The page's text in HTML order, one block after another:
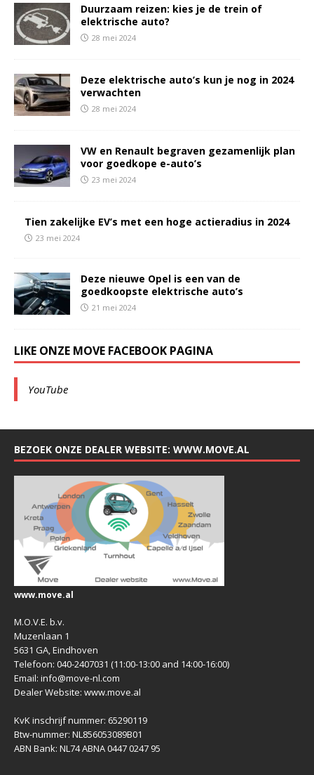
Duurzaam reizen: kies je de trein of
elektrische auto?
28 mei 2024
Deze elektrische auto’s kun je nog in 2024
verwachten
28 mei 2024
VW en Renault begraven gezamenlijk plan
voor goedkope e-auto’s
23 mei 2024
Tien zakelijke EV’s met een hoge actieradius in 2024
23 mei 2024
Deze nieuwe Opel is een van de
goedkoopste elektrische auto’s
21 mei 2024
LIKE ONZE MOVE FACEBOOK PAGINA
YouTube
BEZOEK ONZE DEALER WEBSITE: WWW.MOVE.AL
www.move.al
M.O.V.E. b.v.
Muzenlaan 1
5631 GA, Eindhoven
Telefoon: 040-2407031 (11:00-13:00 and 14:00-16:00)
Email: info@move-nl.com
Dealer Website: www.move.al
KvK inschrijf nummer: 65290119
Btw-nummer: NL856053089B01
ABN Bank: NL74 ABNA 0447 0247 95